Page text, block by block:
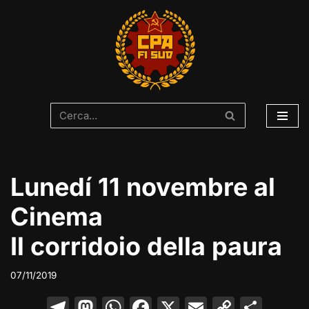
Lunedí 11 novembre al
Cinema
Il corridoio della paura
07/11/2019